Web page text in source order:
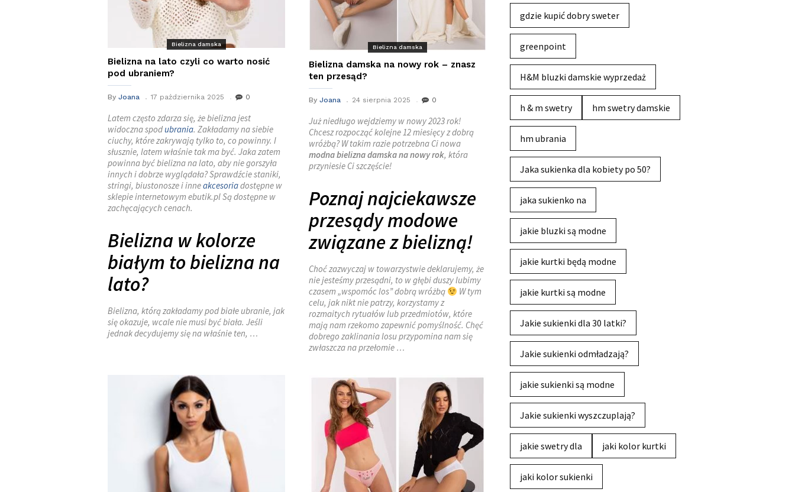
Bielizna damska
Bielizna na lato czyli co warto nosić
pod ubraniem?
By Joana 17 października 2025 0
Latem często zdarza się, że bielizna jest
widoczna spodubrania. Zakładamy na siebie
ciuchy, które zakrywają tylko to, co powinny. I
słusznie, latem właśnie tak ma być. Jaka zatem
powinna być bielizna na lato, aby nie gorszyła
innych i dobrze wyglądała? Sprawdźcie staniki,
stringi, biustonosze i inneakcesoriadostępne w
sklepie internetowym ebutik.pl Są dostępne w
zachęcających cenach.
Bielizna w kolorze
białym to bielizna na
lato?
Bielizna, którą zakładamy pod białe ubranie, jak
się okazuje, wcale nie musi być biała. Jeśli
jednak decydujemy się na właśnie ten, …
Bielizna damska
Bielizna damska na nowy rok – znasz
ten przesąd?
By Joana 24 sierpnia 2025 0
Już niedługo wejdziemy w nowy 2023 rok!
Chcesz rozpocząć kolejne 12 miesięcy z dobrą
wróżbą? W takim razie potrzebna Ci nowa
modna bielizna damska na nowy rok, która
przyniesie Ci szczęście!
Poznaj najciekawsze
przesądy modowe
związane z bielizną!
Choć zazwyczaj w towarzystwie deklarujemy, że
nie jesteśmy przesądni, to w głębi duszy lubimy
czasem „wspomóc los” dobrą wróżbą
W tym
celu, jak nikt nie patrzy, korzystamy z
rozmaitych rytuałów lub przedmiotów, które
mają nam rzekomo zapewnić pomyślność. Chęć
dobrego zaklinania losu przypomina nam się
zwłaszcza na przełomie …
gdzie kupić dobry sweter
greenpoint
H&M bluzki damskie wyprzedaż
h & m swetry hm swetry damskie
hm ubrania
Jaka sukienka dla kobiety po 50?
jaka sukienko na
jakie bluzki są modne
jakie kurtki będą modne
jakie kurtki są modne
Jakie sukienki dla 30 latki?
Jakie sukienki odmładzają?
jakie sukienki są modne
Jakie sukienki wyszczuplają?
jakie swetry dla jaki kolor kurtki
jaki kolor sukienki